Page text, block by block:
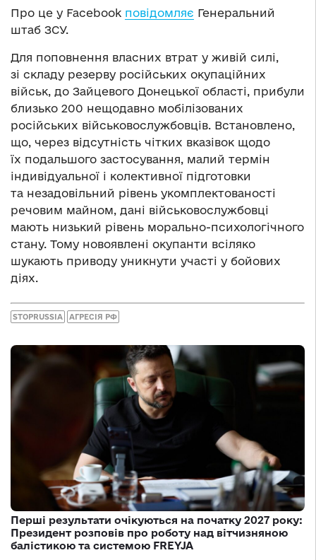
Про це у Facebook повідомляє Генеральний
штаб ЗСУ.
Для поповнення власних втрат у живій силі,
зі складу резерву російських окупаційних
військ, до Зайцевого Донецької області, прибули
близько 200 нещодавно мобілізованих
російських військовослужбовців. Встановлено,
що, через відсутність чітких вказівок щодо
їх подальшого застосування, малий термін
індивідуальної і колективної підготовки
та незадовільний рівень укомплектованості
речовим майном, дані військовослужбовці
мають низький рівень морально-психологічного
стану. Тому новоявлені окупанти всіляко
шукають приводу уникнути участі у бойових
діях.
STOPRUSSIA АГРЕСІЯ РФ
Перші результати очікуються на початку 2027 року:
Президент розповів про роботу над вітчизняною
балістикою та системою FREYJA